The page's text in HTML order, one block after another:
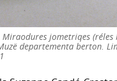
Miraodures jometriqes (réles
departementa berton.